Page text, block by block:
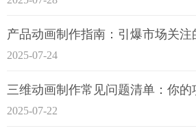
产品动画制作指南：引爆市场关注
2025-07-24
2025-07-22